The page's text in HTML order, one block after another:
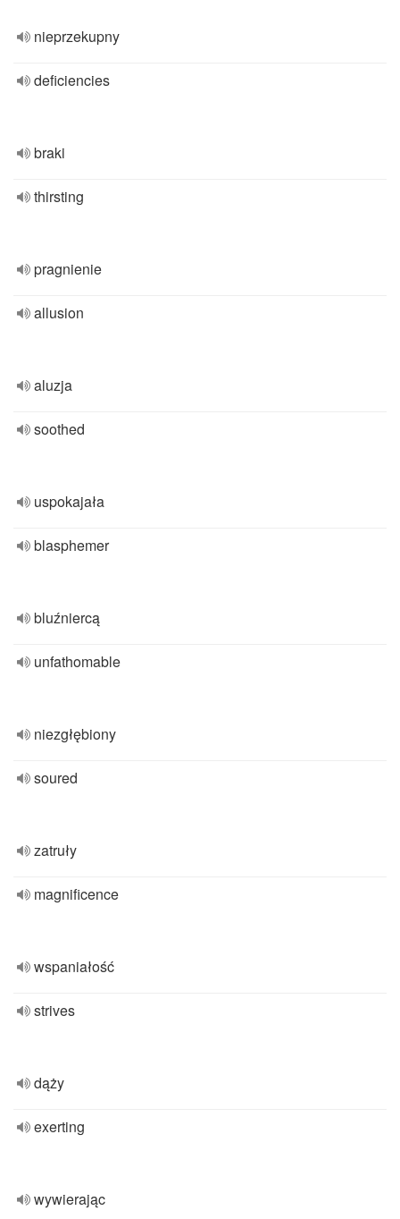
nieprzekupny
deficiencies
braki
thirsting
pragnienie
allusion
aluzja
soothed
uspokajała
blasphemer
bluźniercą
unfathomable
niezgłębiony
soured
zatruły
magnificence
wspaniałość
strives
dąży
exerting
wywierając